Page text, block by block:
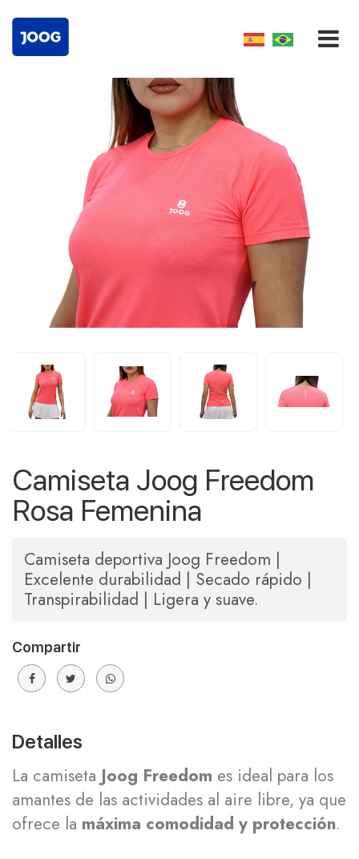
Camiseta Joog Freedom
Rosa Femenina
Camiseta deportiva Joog Freedom |
Excelente durabilidad | Secado rápido |
Transpirabilidad | Ligera y suave.
Compartir
Detalles
La camiseta Joog Freedom es ideal para los
amantes de las actividades al aire libre, ya que
ofrece la máxima comodidad y protección.